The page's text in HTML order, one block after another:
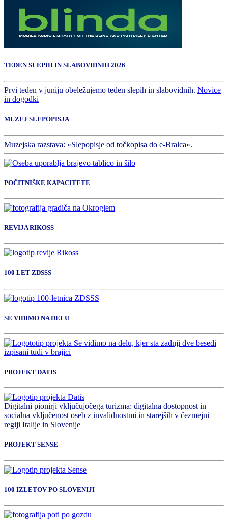
TEDEN SLEPIH IN SLABOVIDNIH 2026
Prvi teden v juniju obeležujemo teden slepih in slabovidnih. Novice
in dogodki
MUZEJ SLEPOPISJA
Muzejska razstava: »Slepopisje od točkopisa do e-Bralca«.
POČITNIŠKE KAPACITETE
REVIJA RIKOSS
100 LET ZDSSS
SE VIDIMO NA DELU
PROJEKT DATIS
Digitalni pionirji vključujočega turizma: digitalna dostopnost in
socialna vključenost oseb z invalidnostmi in starejših v čezmejni
regiji Italije in Slovenije
PROJEKT SENSE
100 IZLETOV PO SLOVENIJI